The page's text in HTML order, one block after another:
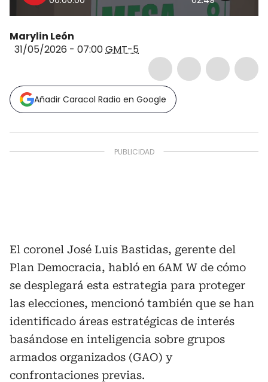
Marylin León
31/05/2026 - 07:00GMT-5
Añadir Caracol Radio en Google
El coronel José Luis Bastidas, gerente del
Plan Democracia, habló en 6AM W de cómo
se desplegará esta estrategia para proteger
las elecciones, mencionó también que se han
identificado áreas estratégicas de interés
basándose en inteligencia sobre grupos
armados organizados (GAO) y
confrontaciones previas.